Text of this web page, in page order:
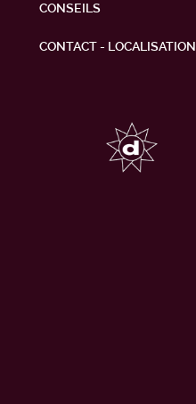
CONSEILS
CONTACT - LOCALISATION